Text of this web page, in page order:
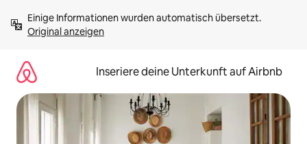
Inhalten
springenOriginal anzeigen
Inseriere deine Unterkunft auf Airbnb